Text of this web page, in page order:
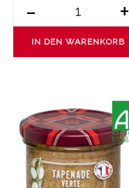
- +
IN DEN WARENKORB